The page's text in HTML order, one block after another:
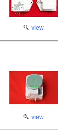
view
view